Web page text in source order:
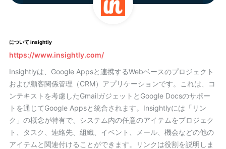
について insightly
https://www.insightly.com/
Insightlyは、Google Appsと連携するWebベースのプロジェクト
および顧客関係管理（CRM）アプリケーションです。これは、コ
ンテキストを考慮したGmailガジェットとGoogle Docsのサポー
トを通じてGoogle Appsと統合されます。Insightlyには「リン
ク」の概念が特有で、システム内の任意のアイテムをプロジェク
ト、タスク、連絡先、組織、イベント、メール、機会などの他の
アイテムと関連付けることができます。リンクは役割を説明しま